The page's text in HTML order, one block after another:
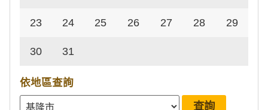
23 24 25 26 27 28 29
30 31
依地區查詢